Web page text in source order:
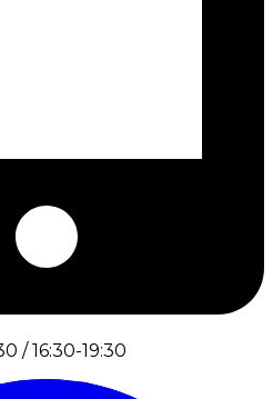
/ 16:30-19:30